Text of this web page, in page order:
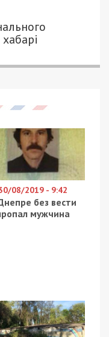
08/2019 - 9:42
без вести
мужчина